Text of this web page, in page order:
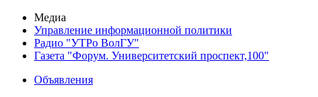
Медиа
Управление информационной политики
Радио "УТРо ВолГУ"
Газета "Форум. Университетский проспект,100"
Объявления